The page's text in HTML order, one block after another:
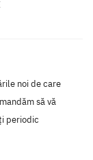
noi de care
să vă
periodic